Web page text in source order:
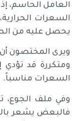
العامل الحاسم،
السعرات
يحصل عليه من
ويرى المختصون
ومتكررة قد تؤدي
السعرات مناسباً.
وفي ملف الجوع،
فالبعض يشعر